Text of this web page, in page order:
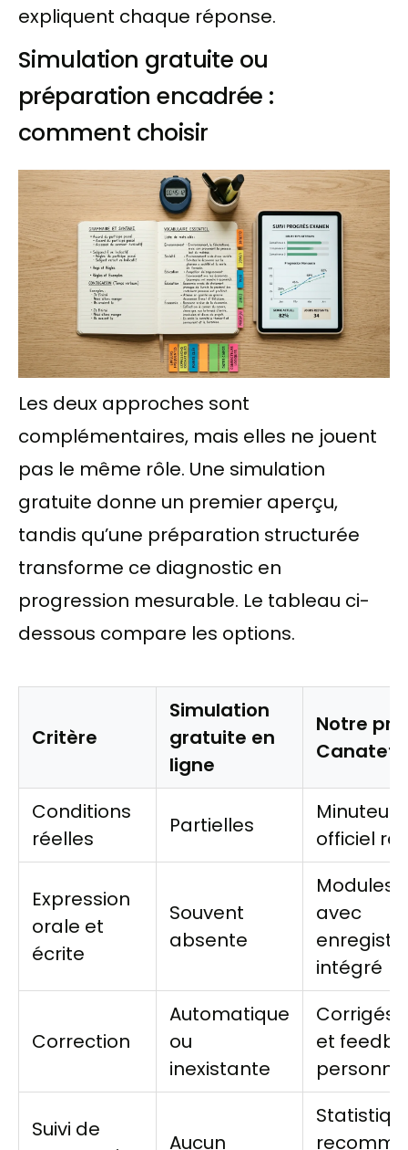
expliquent chaque réponse.
Simulation gratuite ou
préparation encadrée :
comment choisir
Les deux approches sont
complémentaires, mais elles ne jouent
pas le même rôle. Une simulation
gratuite donne un premier aperçu,
tandis qu’une préparation structurée
transforme ce diagnostic en
progression mesurable. Le tableau ci-
dessous compare les options.
Critère
Simulation
gratuite en
ligne
Notre
Canatef
Conditions
réelles
Partielles
Minuteur
officiel
Expression
orale et
écrite
Souvent
absente
Modules
avec
intégré
Correction
Automatique
ou
inexistante
Corrigés
et
Suivi de
Aucun